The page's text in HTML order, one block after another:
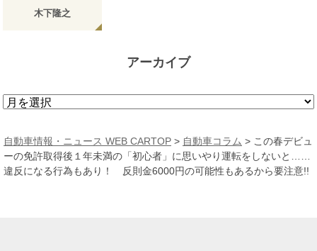
木下隆之
アーカイブ
ア
カ
イ
ブ
自動車情報・ニュース WEB CARTOP > 自動車コラム > この春デビュ
ーの免許取得後１年未満の「初心者」に思いやり運転をしないと……
違反になる行為もあり！ 反則金6000円の可能性もあるから要注意!!